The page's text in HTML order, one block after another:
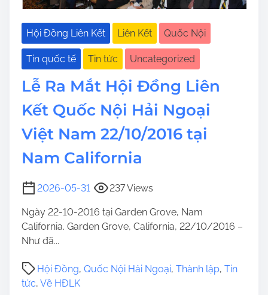
Hội Đồng Liên Kết Liên Kết Quốc Nội
Tin quốc tế Tin tức Uncategorized
Lễ Ra Mắt Hội Đồng Liên
Kết Quốc Nội Hải Ngoại
Việt Nam 22/10/2016 tại
Nam California
2026-05-31 237 Views
Ngày 22-10-2016 tại Garden Grove, Nam
California. Garden Grove, California, 22/10/2016 –
Như đã...
Hội Đồng, Quốc Nội Hải Ngoại, Thành lập, Tin
tức, Về HĐLK